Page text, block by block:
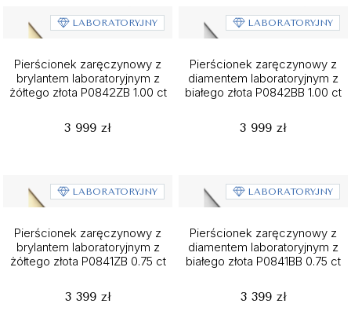
LABORATORYJNY
Pierścionek zaręczynowy z
brylantem laboratoryjnym z
żółtego złota P0842ZB 1.00 ct
3 999 zł
LABORATORYJNY
Pierścionek zaręczynowy z
diamentem laboratoryjnym z
białego złota P0842BB 1.00 ct
3 999 zł
LABORATORYJNY
Pierścionek zaręczynowy z
brylantem laboratoryjnym z
żółtego złota P0841ZB 0.75 ct
3 399 zł
LABORATORYJNY
Pierścionek zaręczynowy z
diamentem laboratoryjnym z
białego złota P0841BB 0.75 ct
3 399 zł